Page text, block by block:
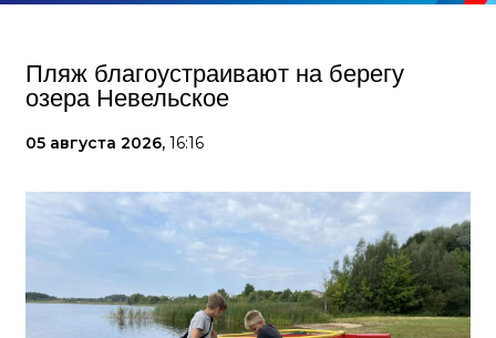
Пляж благоустраивают на берегу
озера Невельское
05 августа 2026, 16:16